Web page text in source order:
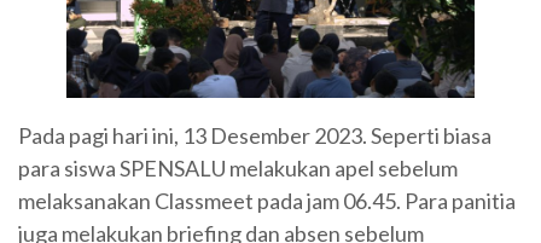
Pada pagi hari ini, 13 Desember 2023. Seperti biasa
para siswa SPENSALU melakukan apel sebelum
melaksanakan Classmeet pada jam 06.45. Para panitia
juga melakukan briefing dan absen sebelum